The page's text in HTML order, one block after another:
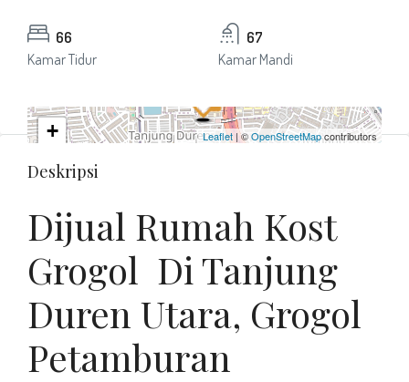
66
Kamar Tidur
67
Kamar Mandi
+
Leaflet | ©OpenStreetMapcontributors
Deskripsi
Dijual Rumah Kost
Grogol Di Tanjung
Duren Utara, Grogol
Petamburan